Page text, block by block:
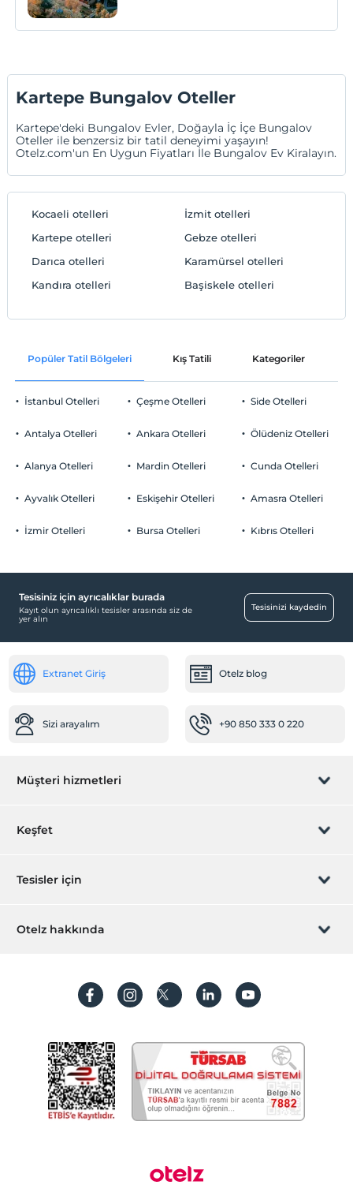
Kartepe Bungalov Oteller
Kartepe'deki Bungalov Evler, Doğayla İç İçe Bungalov
Oteller ile benzersiz bir tatil deneyimi yaşayın!
Otelz.com'un En Uygun Fiyatları İle Bungalov Ev Kiralayın.
Kocaeli otelleri
Kartepe otelleri
İzmit otelleri
Gebze otelleri
Darıca otelleri
Kandıra otelleri
Karamürsel otelleri
Başiskele otelleri
Popüler Tatil Bölgeleri Kış Tatili Kategoriler
İstanbul Otelleri
Antalya Otelleri
Alanya Otelleri
Ayvalık Otelleri
İzmir Otelleri
Çeşme Otelleri
Ankara Otelleri
Mardin Otelleri
Eskişehir Otelleri
Bursa Otelleri
Side Otelleri
Ölüdeniz Otelleri
Cunda Otelleri
Amasra Otelleri
Kıbrıs Otelleri
Tesisiniz için ayrıcalıklar burada
Kayıt olun ayrıcalıklı tesisler arasında siz de
yer alın
Tesisinizi kaydedin
Extranet Giriş Otelz blog
Sizi arayalım +90 850 333 0 220
Müşteri hizmetleri
Rezervasyon yönet
Sıkça sorulan sorular
İşlem rehberi
Keşfet
Hediye Kart
Hesap oluştur
Tesisler için
Hemen tesisinizi ekleyin
Otelz hakkında
Koşullar ve şartlar
Aydınlatma metni